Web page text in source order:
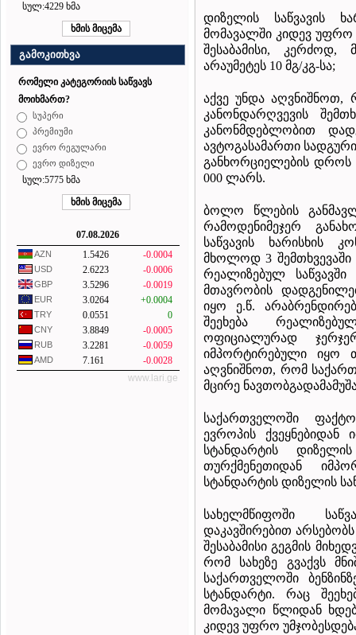
სულ:4229 ხმა
გამოკითხვა
რომელი კატეგორიის საწვავს
მოიხმართ?
სუპერი
პრემიუმი
ევრო რეგულარი
ევრო დიზელი
სულ:5775 ხმა
07.08.2026
AZN 1.5426 -0.0004
USD 2.6223 -0.0006
GBP 3.5296 -0.0019
EUR 3.0264 +0.0004
TRY 0.0551 0
CNY 3.8849 -0.0005
RUB 3.2281 -0.0059
AMD 7.161
-0.0028
www.lari.ge
დიზელის საწვავის
მომავალში კიდევ უფრო
შესაბამისი, კერძოდ,
არაუმეტეს 10 მგ/კგ-სა;
აქვე უნდა აღვნიშნოთ,
კანონდარღვევის
კანონმდებლობით
ავტოგასამართი
განხორციელების დროს
000 ლარს.
ბოლო წლების
რამოდენიმეჯერ
საწვავის ხარისხის
მხოლოდ 3
რეალიზებულ
მთავრობის
იყო ე.წ.
შეეხება
ოფიციალურად
იმპორტირებული იყო
აღვნიშნოთ, რომ
მცირე
საქართველოში
ევროპის ქვეყნებიდან
სტანდარტის
თურქმენეთიდან
სტანდარტის დიზელის
სახელმწიფოში
დაკავშირებით
შესაბამისი გეგმის
რომ სახეზე გვაქვს
საქართველოში
სტანდარტი. რაც
მომავალი წლიდან
კიდევ უფრო